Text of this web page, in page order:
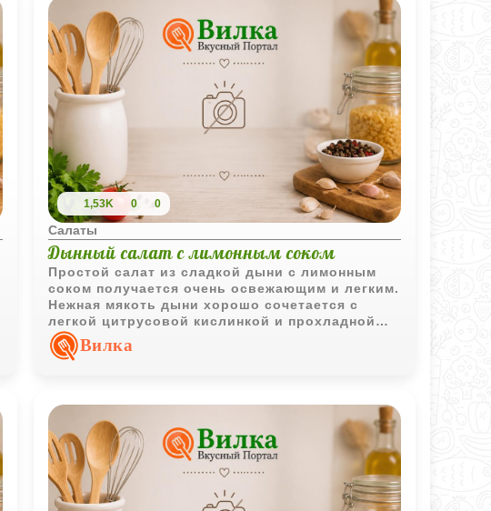
1,53K 0 0
Салаты
Дынный салат с лимонным соком
Простой салат из сладкой дыни с лимонным
соком получается очень освежающим и легким.
Нежная мякоть дыни хорошо сочетается с
легкой цитрусовой кислинкой и прохладной
подачей.Вилка